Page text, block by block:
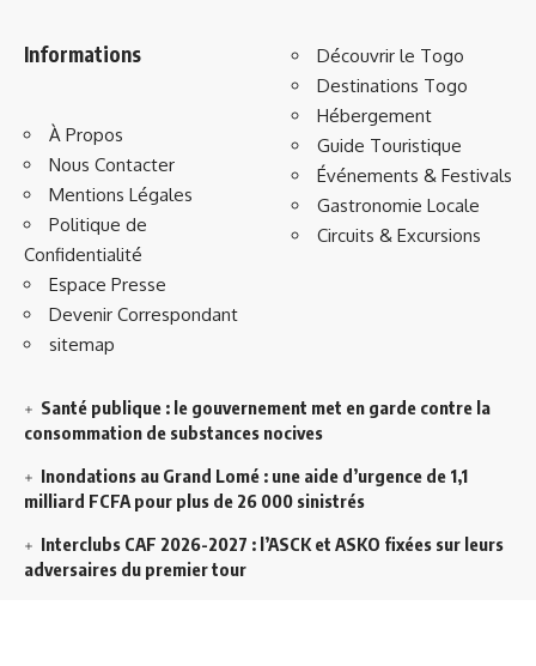
Informations
À Propos
Nous Contacter
Mentions Légales
Politique de
Confidentialité
Espace Presse
Devenir Correspondant
sitemap
Découvrir le Togo
Destinations Togo
Hébergement
Guide Touristique
Événements & Festivals
Gastronomie Locale
Circuits & Excursions
Santé publique : le gouvernement met en garde contre la
consommation de substances nocives
Inondations au Grand Lomé : une aide d’urgence de 1,1
milliard FCFA pour plus de 26 000 sinistrés
Interclubs CAF 2026-2027 : l’ASCK et ASKO fixées sur leurs
adversaires du premier tour